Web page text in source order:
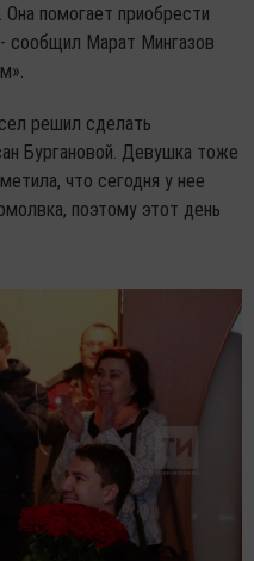
помогает приобрести
сообщил Марат Мингазов
решил сделать
Бургановой. Девушка тоже
что сегодня у нее
поэтому этот день